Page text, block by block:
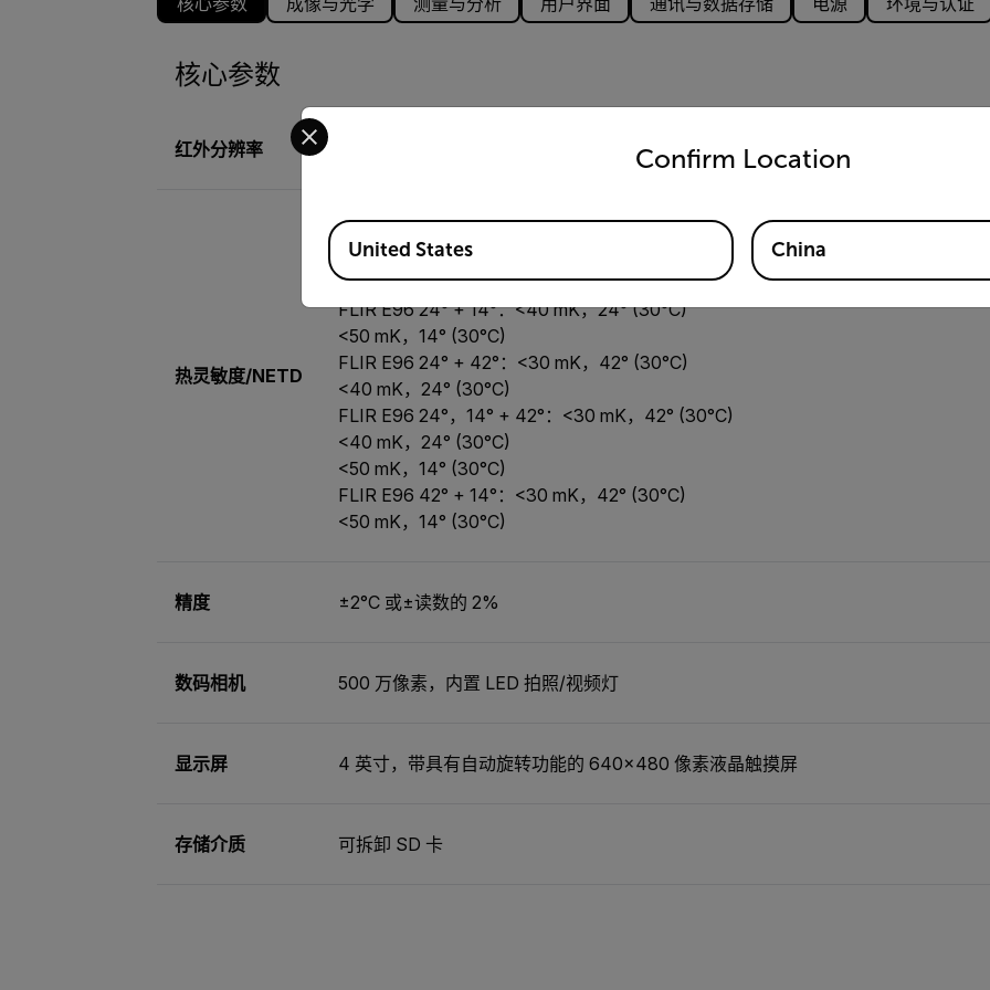
核心参数
红外分辨率
热灵敏度/NETD
FLIR E96 14°：<50 mK (30°C)
FLIR E96 24°：<40 mK (30°C)
FLIR E96 42°：<30 mK (30°C)
FLIR E96 24° + 14°：<40 mK，24° (30°C)
<50 mK，14° (30°C)
FLIR E96 24° + 42°：<30 mK，42° (30°C)
<40 mK，24° (30°C)
FLIR E96 24°，14° + 42°：<30 mK，42° (30°C)
<40 mK，24° (30°C)
<50 mK，14° (30°C)
FLIR E96 42° + 14°：<30 mK，42° (30°C)
<50 mK，14° (30°C)
精度 ±2°C 或±读数的 2%
数码相机 500 万像素，内置 LED 拍照/视频灯
显示屏 4 英寸，带具有自动旋转功能的 640×480 像素液晶触摸屏
存储介质 可拆卸 SD 卡
Confirm Location
Select your preferred country and language from the options below to access the
Available Locations
United States China